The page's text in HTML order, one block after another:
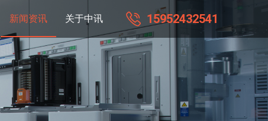
新闻资讯 关于中讯 15952432541